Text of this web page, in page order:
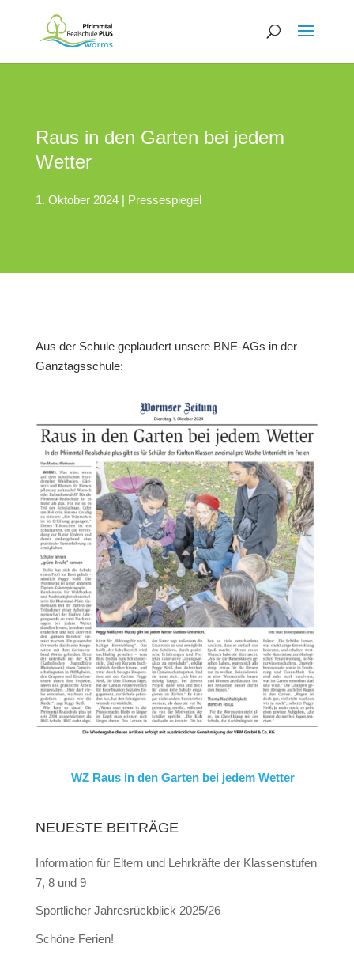
Raus in den Garten bei jedem
Wetter
1. Oktober 2024| Pressespiegel
Aus der Schule geplaudert unsere BNE-AGs in der
Ganztagsschule:
WZ Raus in den Garten bei jedem Wetter
NEUESTE BEITRÄGE
Information für Eltern und Lehrkräfte der Klassenstufen
7, 8 und 9
Sportlicher Jahresrückblick 2025/26
Schöne Ferien!